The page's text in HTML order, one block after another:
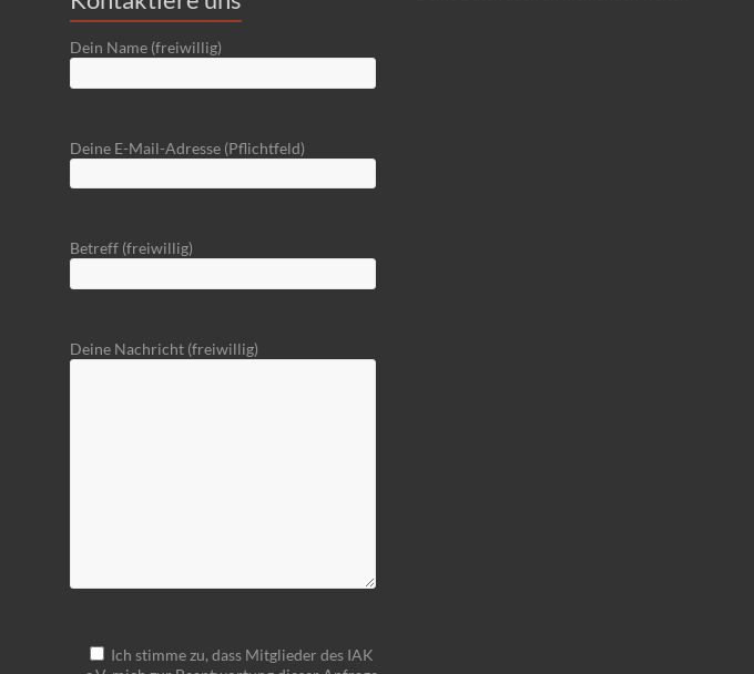
Dein Name (freiwillig)
Deine E-Mail-Adresse (Pflichtfeld)
Betreff (freiwillig)
Deine Nachricht (freiwillig)
Ich stimme zu, dass Mitglieder des IAK